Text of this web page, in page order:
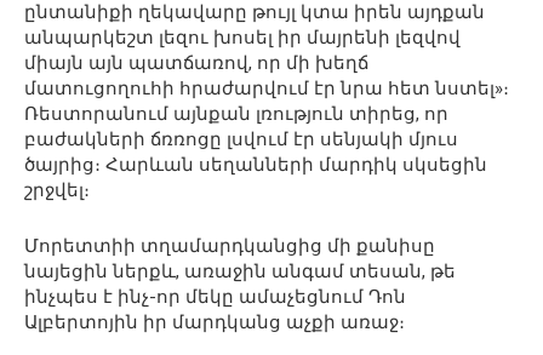
ընտանիքի ղեկավարը թույլ կտա իրեն այդքան
անպարկեշտ լեզու խոսել իր մայրենի լեզվով
միայն այն պատճառով, որ մի խեղճ
մատուցողուհի հրաժարվում էր նրա հետ նստել»։
Ռեստորանում այնքան լռություն տիրեց, որ
բաժակների ճռռոցը լսվում էր սենյակի մյուս
ծայրից։ Հարևան սեղանների մարդիկ սկսեցին
շրջվել։
Մորետտիի տղամարդկանցից մի քանիսը
նայեցին ներքև, առաջին անգամ տեսան, թե
ինչպես է ինչ-որ մեկը ամաչեցնում Դոն
Ալբերտոյին իր մարդկանց աչքի առաջ։